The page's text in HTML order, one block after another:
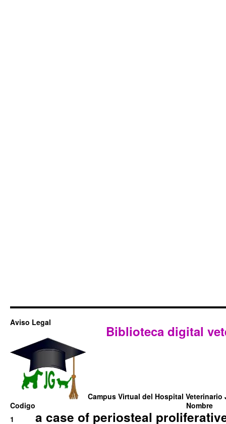
Aviso Legal
Biblioteca digital
Campus Virtual del Hospital Veterinario
Codigo
Nombre
1
a case of periosteal